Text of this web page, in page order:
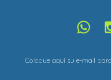
Coloque aquí su e-mail